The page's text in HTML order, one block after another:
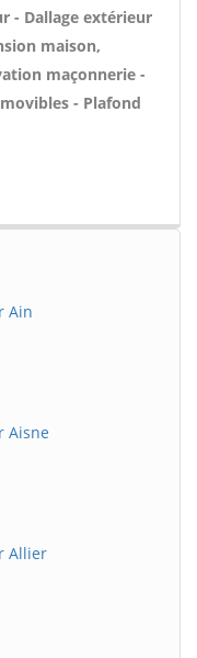
- Dallage extérieur
maison,
maçonnerie -
- Plafond
Ain
Aisne
Allier